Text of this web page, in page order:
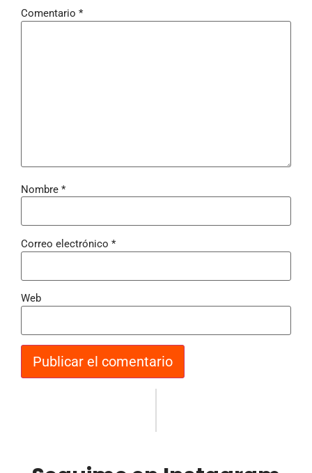
Comentario *
Nombre *
Correo electrónico *
Web